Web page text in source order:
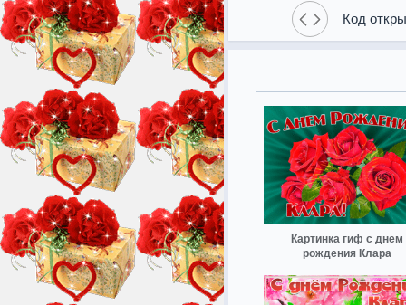
Код
Картинка гиф с днем
рождения Клара